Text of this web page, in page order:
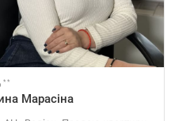
**
Марасіна